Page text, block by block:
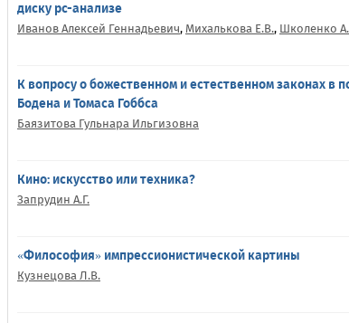
диску рс-анализе
Иванов Алексей Геннадьевич, Михалькова Е.В., Школенко
К вопросу о божественном и естественном законах
Бодена и Томаса Гоббса
Баязитова Гульнара Ильгизовна
Кино: искусство или техника?
Запрудин А.Г.
«Философия» импрессионистической картины
Кузнецова Л.В.